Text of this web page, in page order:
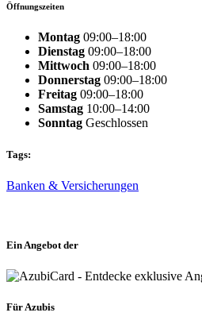
Öffnungszeiten
Montag 09:00–18:00
Dienstag 09:00–18:00
Mittwoch 09:00–18:00
Donnerstag 09:00–18:00
Freitag 09:00–18:00
Samstag 10:00–14:00
Sonntag Geschlossen
Tags:
Banken & Versicherungen
Ein Angebot der
Für Azubis